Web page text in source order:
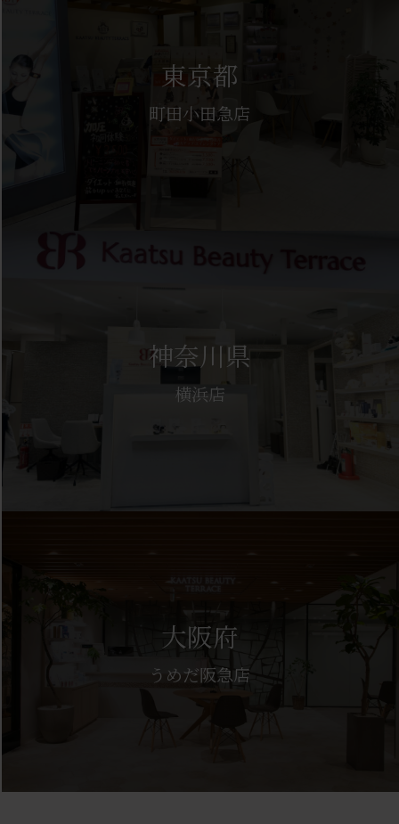
東京都
町田小田急店
神奈川県
横浜店
大阪府
うめだ阪急店